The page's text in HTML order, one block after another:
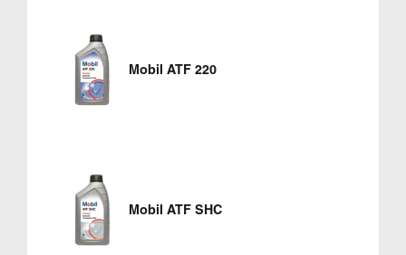
Mobil ATF 220
Mobil ATF SHC